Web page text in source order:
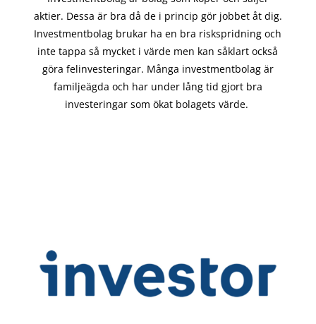
aktier. Dessa är bra då de i princip görjobbet åt dig.
Investmentbolag brukar ha en bra riskspridning och
inte tappa så mycket i värde men kan såklart också
göra felinvesteringar. Många investmentbolag är
familjeägda och har under lång tid gjort bra
investeringar som ökat bolagets värde.